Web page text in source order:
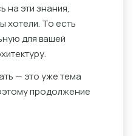
на эти знания,
хотели. То есть
для вашей
— это уже тема
продолжение